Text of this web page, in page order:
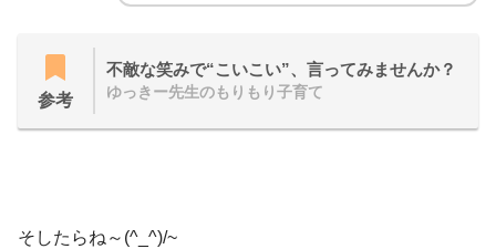
参考
不敵な笑みで“こいこい”、言ってみませんか？
ゆっきー先生のもりもり子育て
そしたらね～(^_^)/~